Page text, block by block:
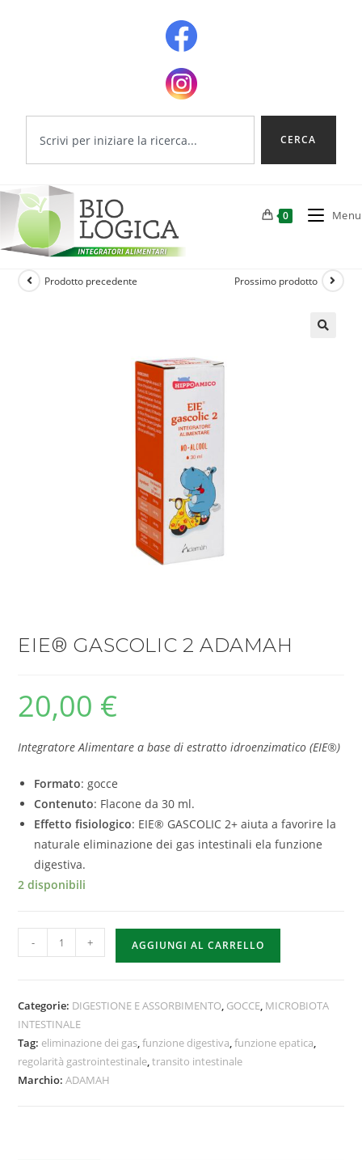
CERCA
0 Menu
Prodotto precedente Prossimo prodotto
EIE® GASCOLIC 2 ADAMAH
20,00 €
Integratore Alimentare a base di estratto idroenzimatico (EIE®)
Formato: gocce
Contenuto: Flacone da 30 ml.
Effetto fisiologico: EIE® GASCOLIC 2+ aiuta a favorire la
naturale eliminazione dei gas intestinali ela funzione
digestiva.
2 disponibili
- + AGGIUNGI AL CARRELLO
Categorie: DIGESTIONE E ASSORBIMENTO, GOCCE, MICROBIOTA
INTESTINALE
Tag: eliminazione dei gas,funzione digestiva,funzione epatica,
regolarità gastrointestinale,transito intestinale
Marchio:ADAMAH